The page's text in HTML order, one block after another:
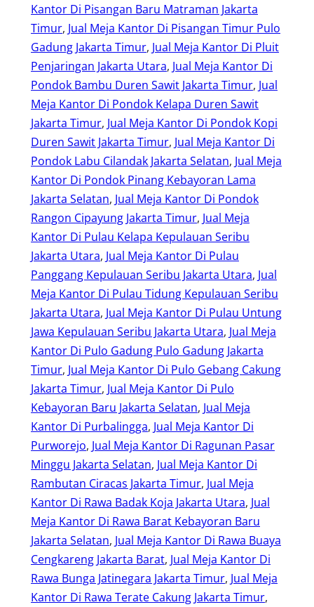
Kantor Di Pisangan Baru Matraman Jakarta
Timur, Jual Meja Kantor Di Pisangan Timur Pulo
Gadung Jakarta Timur, Jual Meja Kantor Di Pluit
Penjaringan Jakarta Utara, Jual Meja Kantor Di
Pondok Bambu Duren Sawit Jakarta Timur, Jual
Meja Kantor Di Pondok Kelapa Duren Sawit
Jakarta Timur, Jual Meja Kantor Di Pondok Kopi
Duren Sawit Jakarta Timur, Jual Meja Kantor Di
Pondok Labu Cilandak Jakarta Selatan, Jual Meja
Kantor Di Pondok Pinang Kebayoran Lama
Jakarta Selatan, Jual Meja Kantor Di Pondok
Rangon Cipayung Jakarta Timur, Jual Meja
Kantor Di Pulau Kelapa Kepulauan Seribu
Jakarta Utara, Jual Meja Kantor Di Pulau
Panggang Kepulauan Seribu Jakarta Utara, Jual
Meja Kantor Di Pulau Tidung Kepulauan Seribu
Jakarta Utara, Jual Meja Kantor Di Pulau Untung
Jawa Kepulauan Seribu Jakarta Utara, Jual Meja
Kantor Di Pulo Gadung Pulo Gadung Jakarta
Timur, Jual Meja Kantor Di Pulo Gebang Cakung
Jakarta Timur, Jual Meja Kantor Di Pulo
Kebayoran Baru Jakarta Selatan, Jual Meja
Kantor Di Purbalingga, Jual Meja Kantor Di
Purworejo, Jual Meja Kantor Di Ragunan Pasar
Minggu Jakarta Selatan, Jual Meja Kantor Di
Rambutan Ciracas Jakarta Timur, Jual Meja
Kantor Di Rawa Badak Koja Jakarta Utara, Jual
Meja Kantor Di Rawa Barat Kebayoran Baru
Jakarta Selatan, Jual Meja Kantor Di Rawa Buaya
Cengkareng Jakarta Barat, Jual Meja Kantor Di
Rawa Bunga Jatinegara Jakarta Timur, Jual Meja
Kantor Di Rawa Terate Cakung Jakarta Timur